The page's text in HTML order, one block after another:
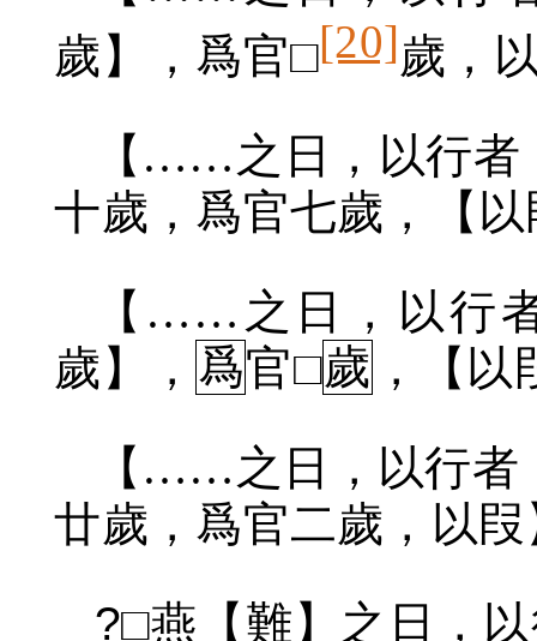
歲】，爲官□[20]歲，
【……之日，以行者
十歲，爲官七歲，【以
【……之日，以行
歲】， 爲官□歲 ，【以
【……之日，以行者
廿歲，爲官二歲，以叚
?□燕【難】之日，